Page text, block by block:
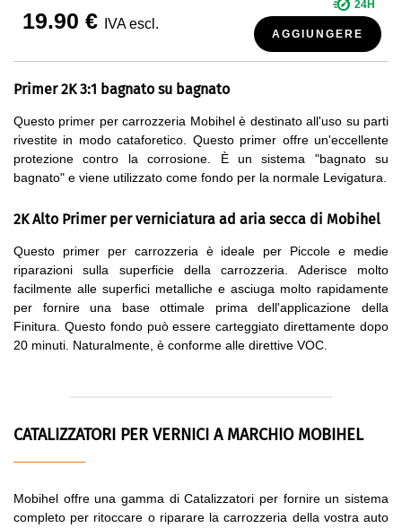
19.90 € IVA escl.
24H
AGGIUNGERE
Primer 2K 3:1 bagnato su bagnato
Questo primer per carrozzeria Mobihel è destinato all'uso su parti
rivestite in modo cataforetico. Questo primer offre un'eccellente
protezione contro la corrosione. È un sistema "bagnato su
bagnato" e viene utilizzato come fondo per la normale Levigatura.
2K Alto Primer per verniciatura ad aria secca di Mobihel
Questo primer per carrozzeria è ideale per Piccole e medie
riparazioni sulla superficie della carrozzeria. Aderisce molto
facilmente alle superfici metalliche e asciuga molto rapidamente
per fornire una base ottimale prima dell'applicazione della
Finitura. Questo fondo può essere carteggiato direttamente dopo
20 minuti. Naturalmente, è conforme alle direttive VOC.
CATALIZZATORI PER VERNICI A MARCHIO MOBIHEL
Mobihel offre una gamma di Catalizzatori per fornire un sistema
completo per ritoccare o riparare la carrozzeria della vostra auto